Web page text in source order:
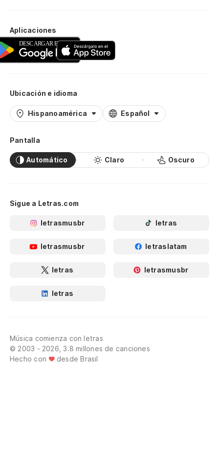
Aplicaciones
Ubicación e idioma
Hispanoamérica Español
Pantalla
Automático Claro Oscuro
Sigue a Letras.com
letrasmusbr letras
letrasmusbr letraslatam
letras letrasmusbr
letras
Música comienza con letras
© 2003 - 2026, 3.8 millones de canciones
Hecho con
desde Brasil